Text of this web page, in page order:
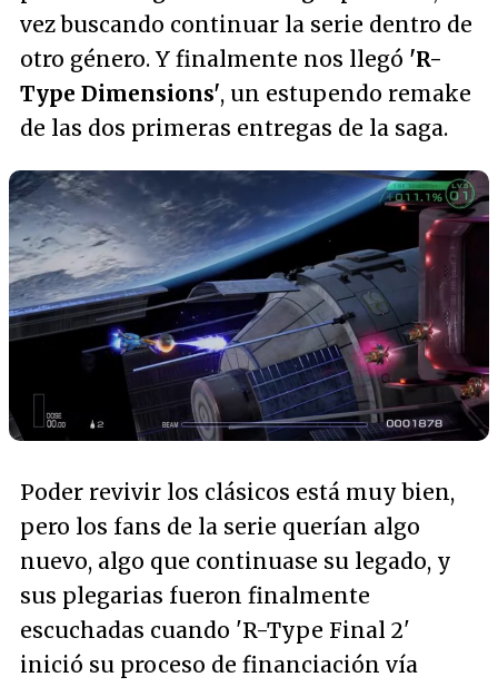
vez buscando continuar la serie dentro de
otro género. Y finalmente nos llegó 'R-
Type Dimensions', un estupendo remake
de las dos primeras entregas de la saga.
Poder revivir los clásicos está muy bien,
pero los fans de la serie querían algo
nuevo, algo que continuase su legado, y
sus plegarias fueron finalmente
escuchadas cuando 'R-Type Final 2'
inició su proceso de financiación vía